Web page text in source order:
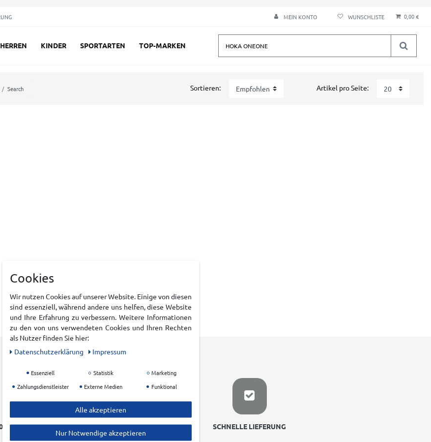
MEIN KONTO 0,00 €
HERREN KINDER SPORTARTEN TOP-MARKEN
Search Sortieren: Artikel pro Seite:
EURO EINFACHER RÜCKVERSAND SCHNELLE LIEFERUNG
Cookies
Wir nutzen Cookies auf unserer Website. Einige von diesen
sind essenziell, während andere uns helfen, diese Website
und Ihre Erfahrung zu verbessern. Weitere Informationen
zu den von uns verwendeten Cookies und Ihren Rechten
als Nutzer finden Sie hier:
Daten­schutz­erklärung
Impressum
Essenziell Statistik
Marketing
Zahlungsdienstleister
Externe Medien Funktional
Alle akzeptieren
Nur Notwendige akzeptieren